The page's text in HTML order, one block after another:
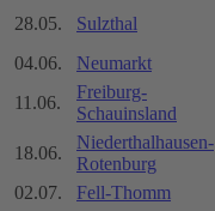
28.05.
Sulzthal
04.06.
Neumarkt
11.06.
Freiburg-
Schauinsland
18.06.
Niederthalhausen-
Rotenburg
02.07.
Fell-Thomm